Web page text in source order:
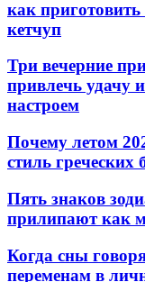
как
кетчуп
Три вечерние
привлечь удачу
настроем
Почему летом
стиль греческих
Пять знаков
прилипают как
Когда сны
переменам в